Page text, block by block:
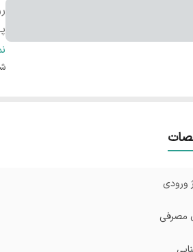
ورودی
مصرفی